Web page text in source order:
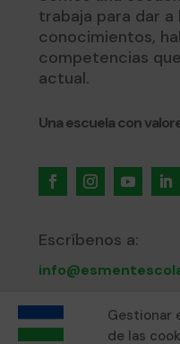
Gestionar
de las
trabaja para dar a
conocimientos,
competencias
actual.
Una escuela con
Escríbenos a:
Llámanos al: